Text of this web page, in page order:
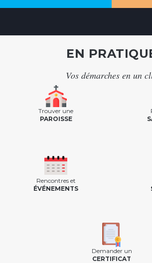
EN
Vos démarches en un
Trouver une
PAROISSE
Rencontres et
ÉVÉNEMENTS
Demander un
CERTIFICAT